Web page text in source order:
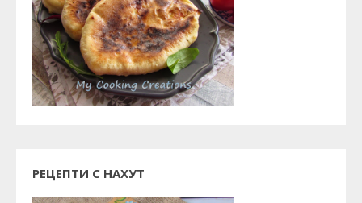
РЕЦЕПТИ С НАХУТ